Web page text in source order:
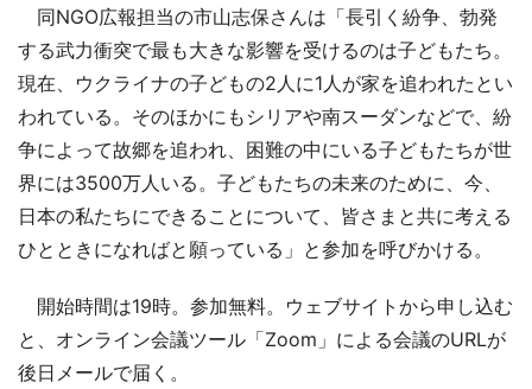
同NGO広報担当の市山志保さんは「長引く紛争、勃発
する武力衝突で最も大きな影響を受けるのは子どもたち。
現在、ウクライナの子どもの2人に1人が家を追われたとい
われている。そのほかにもシリアや南スーダンなどで、紛
争によって故郷を追われ、困難の中にいる子どもたちが世
界には3500万人いる。子どもたちの未来のために、今、
日本の私たちにできることについて、皆さまと共に考える
ひとときになればと願っている」と参加を呼びかける。
開始時間は19時。参加無料。ウェブサイトから申し込む
と、オンライン会議ツール「Zoom」による会議のURLが
後日メールで届く。